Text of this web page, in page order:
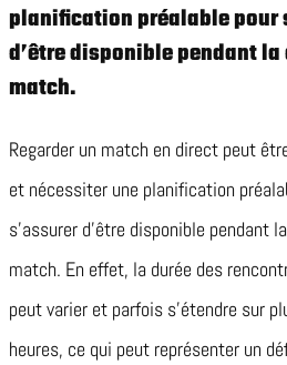
planification préalable pour
d’être disponible pendant la
match.
Regarder un match en direct peut
et nécessiter une planification
s’assurer d’être disponible pendant
match. En effet, la durée des
peut varier et parfois s’étendre sur
heures, ce qui peut représenter un